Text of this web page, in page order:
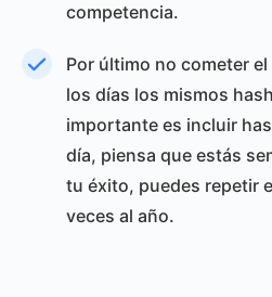
competencia.
Por último no cometer
los días los mismos
importante es incluir
día, piensa que estás
tu éxito, puedes repetir
veces al año.